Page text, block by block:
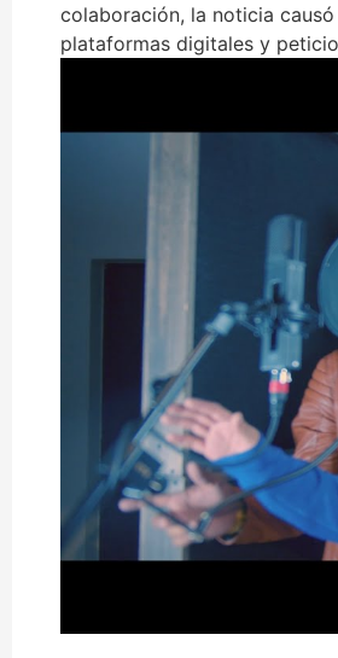
colaboración, la noticia
plataformas digitales y